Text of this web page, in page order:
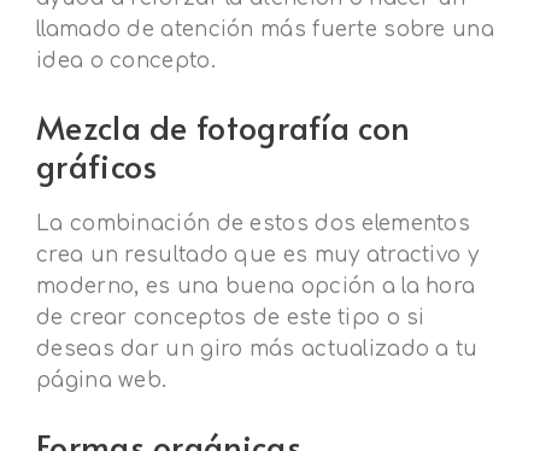
llamado de atención más fuerte sobre una
idea o concepto.
Mezcla de fotografía con
gráficos
La combinación de estos dos elementos
crea un resultado que es muy atractivo y
moderno, es una buena opción a la hora
de crear conceptos de este tipo o si
deseas dar un giro más actualizado a tu
página web.